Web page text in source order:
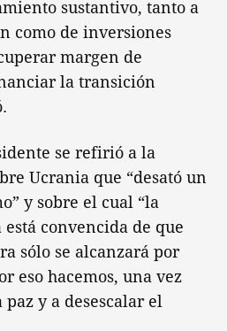
sustantivo, tanto a
como de inversiones
margen de
la transición
se refirió a la
Ucrania que “desató un
y sobre el cual “la
convencida de que
sólo se alcanzará por
eso hacemos, una vez
y a desescalar el